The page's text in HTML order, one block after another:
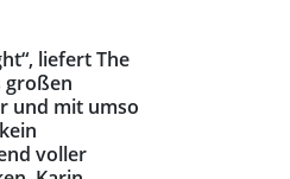
liefert The
großen
und mit umso
voller